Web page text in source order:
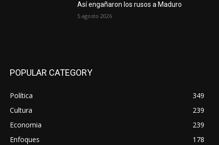
Así engañaron los rusos a Maduro
5 agosto 2026
POPULAR CATEGORY
Política
349
Cultura
239
Economia
239
Enfoques
178